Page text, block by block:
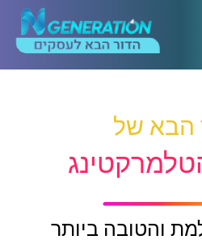
הבא של
והטובה ביותר